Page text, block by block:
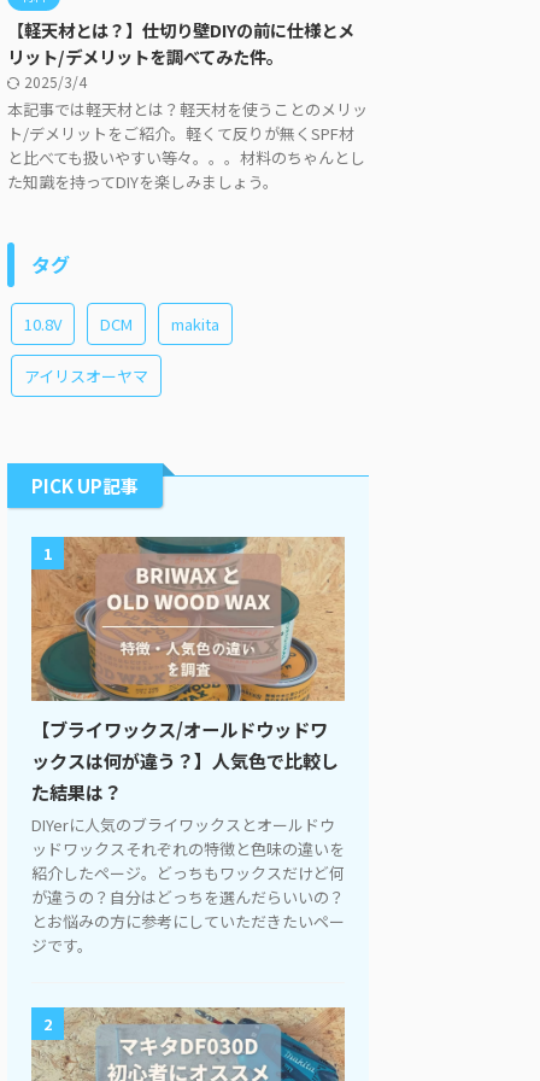
【軽天材とは？】仕切り壁DIYの前に仕様とメ
リット/デメリットを調べてみた件。
2025/3/4
本記事では軽天材とは？軽天材を使うことのメリッ
ト/デメリットをご紹介。軽くて反りが無くSPF材
と比べても扱いやすい等々。。。材料のちゃんとし
た知識を持ってDIYを楽しみましょう。
タグ
10.8V DCM makita
アイリスオーヤマ
PICK UP記事
1
【ブライワックス/オールドウッドワ
ックスは何が違う？】人気色で比較し
た結果は？
DIYerに人気のブライワックスとオールドウ
ッドワックスそれぞれの特徴と色味の違いを
紹介したページ。どっちもワックスだけど何
が違うの？自分はどっちを選んだらいいの？
とお悩みの方に参考にしていただきたいペー
ジです。
2